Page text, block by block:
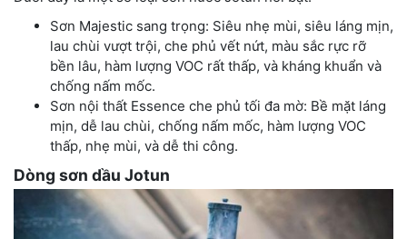
Sơn Majestic sang trọng: Siêu nhẹ mùi, siêu láng mịn,
lau chùi vượt trội, che phủ vết nứt, màu sắc rực rỡ
bền lâu, hàm lượng VOC rất thấp, và kháng khuẩn và
chống nấm mốc.
Sơn nội thất Essence che phủ tối đa mờ: Bề mặt láng
mịn, dễ lau chùi, chống nấm mốc, hàm lượng VOC
thấp, nhẹ mùi, và dễ thi công.
Dòng sơn dầu Jotun